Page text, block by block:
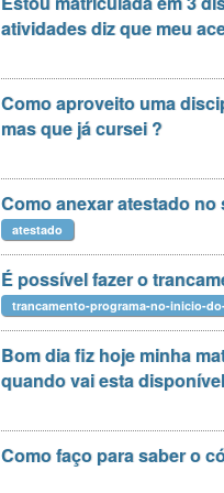
atividades diz que meu
Como aproveito uma
mas que já cursei ?
Como anexar atestado no
atestado
É possível fazer o
trancamento-programa-no-inicio-
Bom dia fiz hoje minha
quando vai esta
Como faço para saber o